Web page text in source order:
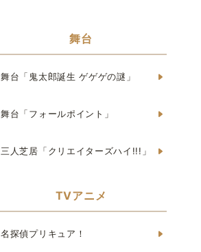
舞台
舞台「鬼太郎誕生 ゲゲゲの謎」
舞台「フォールポイント」
三人芝居「クリエイターズハイ!!!」
TVアニメ
名探偵プリキュア！